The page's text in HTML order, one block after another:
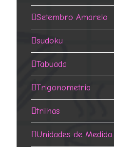
Setembro Amarelo
sudoku
Tabuada
Trigonometria
trilhas
Unidades de Medida